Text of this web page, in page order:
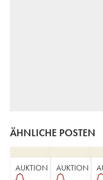
ÄHNLICHE POSTEN
AUKTION AUKTION